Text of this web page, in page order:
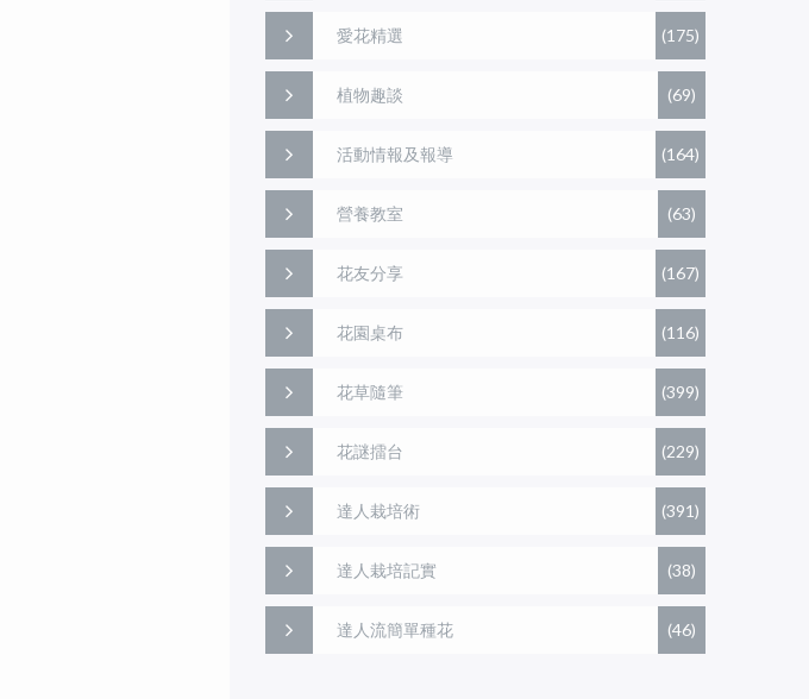
愛花精選 (175)
植物趣談 (69)
活動情報及報導 (164)
營養教室 (63)
花友分享 (167)
花園桌布 (116)
花草隨筆 (399)
花謎擂台 (229)
達人栽培術 (391)
達人栽培記實 (38)
達人流簡單種花 (46)